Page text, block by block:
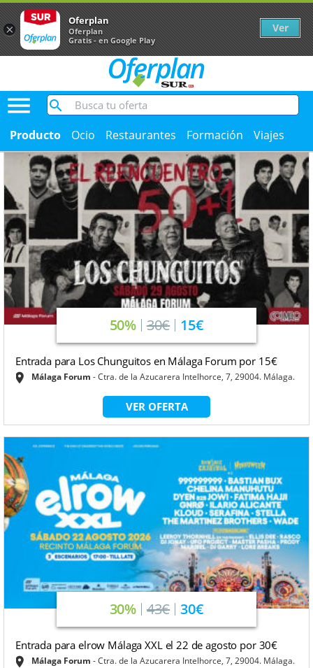
Oferplan Diario Sur

Producto Ocio Restaurantes Formación Viajes
50% 30€ 15€
Entrada para Los Chunguitos en Málaga Forum por 15€
Málaga Forum Ctra. de la Azucarera Intelhorce, 7, 29004. Málaga.
VER OFERTA
30% 43€ 30€
Entrada para elrow Málaga XXL el 22 de agosto por 30€
Málaga Forum Ctra. de la Azucarera Intelhorce, 7, 29004. Málaga.
×
Oferplan
Oferplan
Gratis - en Google Play
Ver